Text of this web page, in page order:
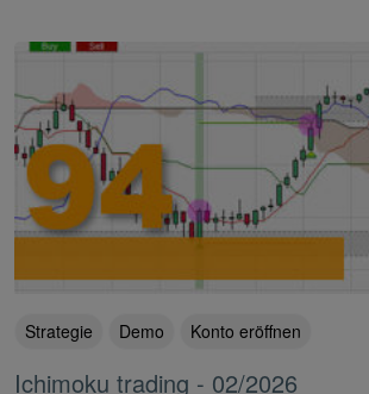
Strategie Demo Konto eröffnen
Ichimoku trading - 02/2026